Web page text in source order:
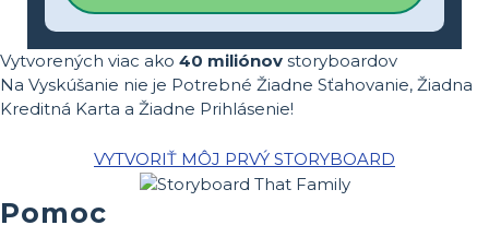
Vytvorených viac ako 40 miliónov storyboardov
Na Vyskúšanie nie je Potrebné Žiadne Sťahovanie, Žiadna
Kreditná Karta a Žiadne Prihlásenie!
VYTVORIŤ MÔJ PRVÝ STORYBOARD
Pomoc